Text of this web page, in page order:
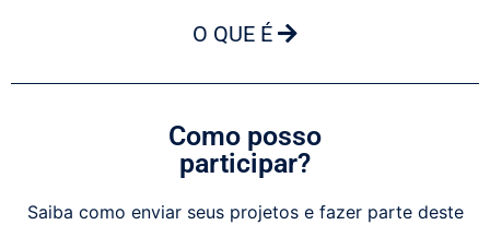
O QUE É
Como posso
participar?
Saiba como enviar seus projetos e fazer parte deste